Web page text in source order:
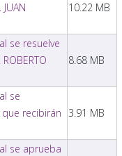
10.22 MB
se resuelve
8.68 MB
se
recibirán
3.91 MB
se aprueba